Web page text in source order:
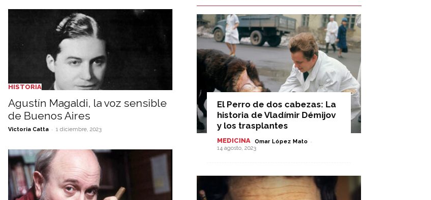
Hoy
HISTORIA
Agustín Magaldi, la voz sensible
de Buenos Aires
Victoria Catta - 1 diciembre, 2023
El Perro de dos cabezas: La
historia de Vladímir Démijov
y los trasplantes
MEDICINA Omar López Mato -
14 agosto, 2023